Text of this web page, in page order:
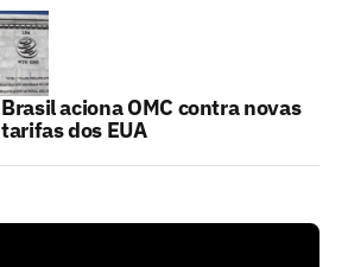
Brasil aciona OMC contra novas
tarifas dos EUA